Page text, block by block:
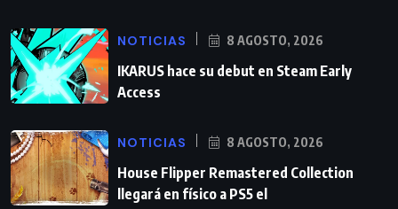
NOTICIAS 8 AGOSTO, 2026
IKARUS hace su debut en Steam Early
Access
NOTICIAS 8 AGOSTO, 2026
House Flipper Remastered Collection
llegará en físico a PS5 el